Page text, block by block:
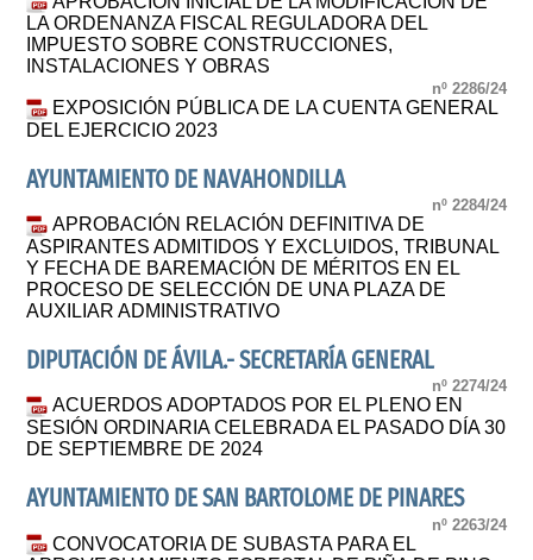
LA ORDENANZA FISCAL REGULADORA DEL
IMPUESTO SOBRE CONSTRUCCIONES,
INSTALACIONES Y OBRAS
nº 2286/24
EXPOSICIÓN PÚBLICA DE LA CUENTA GENERAL
DEL EJERCICIO 2023
AYUNTAMIENTO DE NAVAHONDILLA
nº 2284/24
APROBACIÓN RELACIÓN DEFINITIVA DE
ASPIRANTES ADMITIDOS Y EXCLUIDOS, TRIBUNAL
Y FECHA DE BAREMACIÓN DE MÉRITOS EN EL
PROCESO DE SELECCIÓN DE UNA PLAZA DE
AUXILIAR ADMINISTRATIVO
DIPUTACIÓN DE ÁVILA.- SECRETARÍA GENERAL
nº 2274/24
ACUERDOS ADOPTADOS POR EL PLENO EN
SESIÓN ORDINARIA CELEBRADA EL PASADO DÍA 30
DE SEPTIEMBRE DE 2024
AYUNTAMIENTO DE SAN BARTOLOME DE PINARES
nº 2263/24
CONVOCATORIA DE SUBASTA PARA EL